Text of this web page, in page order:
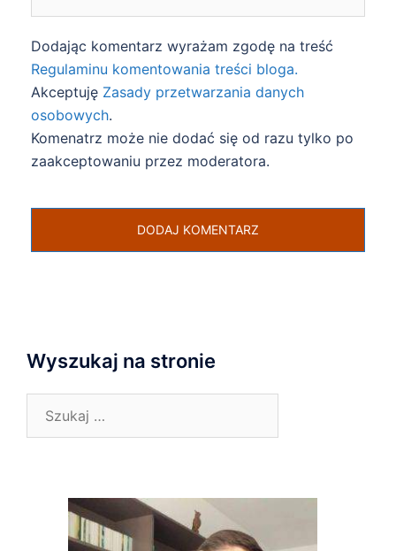
Dodając komentarz wyrażam zgodę na treść
Regulaminu komentowania treści bloga.
Akceptuję Zasady przetwarzania danych
osobowych.
Komenatrz może nie dodać się od razu tylko po
zaakceptowaniu przez moderatora.
Wyszukaj na stronie